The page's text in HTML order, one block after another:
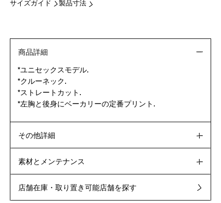
サイズガイド 製品寸法
商品詳細
*ユニセックスモデル.
*クルーネック.
*ストレートカット.
*左胸と後身にベーカリーの定番プリント.
その他詳細
素材とメンテナンス
店舗在庫・取り置き可能店舗を探す